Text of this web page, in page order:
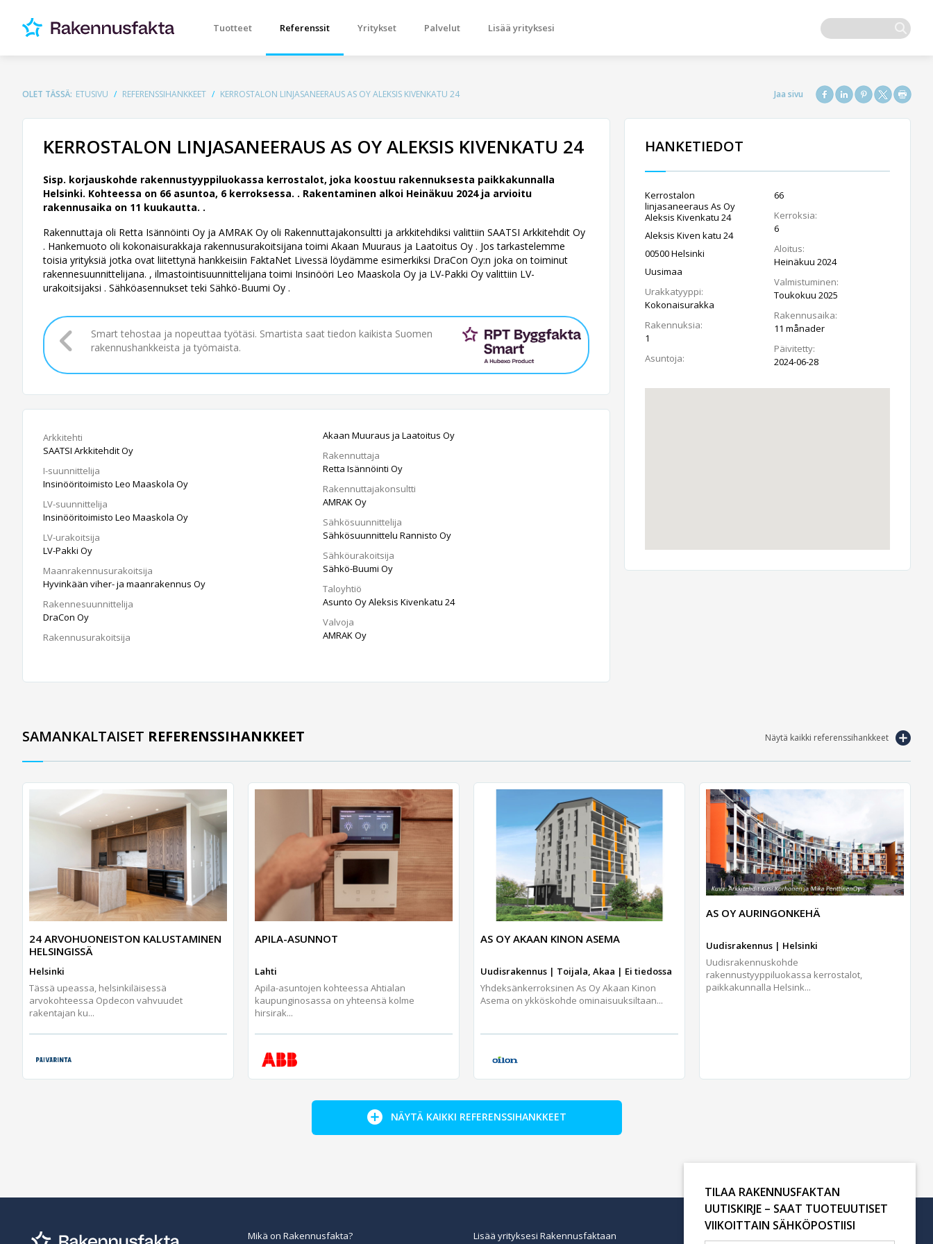
Tuotteet Referenssit Yritykset Palvelut Lisää yrityksesi
OLET TÄSSÄ: ETUSIVU REFERENSSIHANKKEET KERROSTALON LINJASANEERAUS AS OY ALEKSIS KIVENKATU 24
KERROSTALON LINJASANEERAUS AS OY ALEKSIS KIVENKATU 24
Sisp. korjauskohde rakennustyyppiluokassa kerrostalot, joka koostuu rakennuksesta paikkakunnalla
Helsinki. Kohteessa on 66 asuntoa, 6 kerroksessa. . Rakentaminen alkoi Heinäkuu 2024 ja arvioitu
rakennusaika on 11 kuukautta. .
Rakennuttaja oli Retta Isännöinti Oy ja AMRAK Oy oli Rakennuttajakonsultti ja arkkitehdiksi valittiin SAATSI Arkkitehdit Oy
. Hankemuoto oli kokonaisurakkaja rakennusurakoitsijana toimi Akaan Muuraus ja Laatoitus Oy . Jos tarkastelemme
toisia yrityksiä jotka ovat liitettynä hankkeisiin FaktaNet Livessä löydämme esimerkiksi DraCon Oy:n joka on toiminut
rakennesuunnittelijana. , ilmastointisuunnittelijana toimi Insinööri Leo Maaskola Oy ja LV-Pakki Oy valittiin LV-
urakoitsijaksi . Sähköasennukset teki Sähkö-Buumi Oy .
Smart tehostaa ja nopeuttaa työtäsi. Smartista saat tiedon kaikista Suomen
rakennushankkeista ja työmaista.
Arkkitehti
SAATSI Arkkitehdit Oy
I-suunnittelija
Insinööritoimisto Leo Maaskola Oy
LV-suunnittelija
Insinööritoimisto Leo Maaskola Oy
LV-urakoitsija
LV-Pakki Oy
Maanrakennusurakoitsija
Hyvinkään viher- ja maanrakennus Oy
Rakennesuunnittelija
DraCon Oy
Rakennusurakoitsija
Akaan Muuraus ja Laatoitus Oy
Rakennuttaja
Retta Isännöinti Oy
Rakennuttajakonsultti
AMRAK Oy
Sähkösuunnittelija
Sähkösuunnittelu Rannisto Oy
Sähköurakoitsija
Sähkö-Buumi Oy
Taloyhtiö
Asunto Oy Aleksis Kivenkatu 24
Valvoja
AMRAK Oy
HANKETIEDOT
Kerrostalon
linjasaneeraus As Oy
Aleksis Kivenkatu 24
Aleksis Kiven katu 24
00500 Helsinki
Uusimaa
Urakkatyyppi:
Kokonaisurakka
Rakennuksia:
1
Asuntoja:
66
Kerroksia:
6
Aloitus:
Heinäkuu 2024
Valmistuminen:
Toukokuu 2025
Rakennusaika:
11 månader
Päivitetty:
2024-06-28
Näytä kaikki referenssihankkeet
SAMANKALTAISET REFERENSSIHANKKEET
24 ARVOHUONEISTON KALUSTAMINEN
HELSINGISSÄ
Helsinki
Tässä upeassa, helsinkiläisessä
arvokohteessa Opdecon vahvuudet
rakentajan ku...
APILA-ASUNNOT
Lahti
Apila-asuntojen kohteessa Ahtialan
kaupunginosassa on yhteensä kolme
hirsirak...
AS OY AKAAN KINON ASEMA
Uudisrakennus | Toijala, Akaa | Ei tiedossa
Yhdeksänkerroksinen As Oy Akaan Kinon
Asema on ykköskohde ominaisuuksiltaan...
AS OY AURINGONKEHÄ
Uudisrakennus | Helsinki
Uudisrakennuskohde
rakennustyyppiluokassa kerrostalot,
paikkakunnalla Helsink...
NÄYTÄ KAIKKI REFERENSSIHANKKEET
Mikä on Rakennusfakta? Lisää yrityksesi Rakennusfaktaan
TILAA RAKENNUSFAKTAN
UUTISKIRJE – SAAT TUOTEUUTISET
VIIKOITTAIN SÄHKÖPOSTIISI